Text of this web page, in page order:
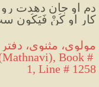
دمِ او جان دهدت
کارِ او کُنْ فَیَکُون ‌ست، نه موقوفِ علل
مولوی، مثنوی، دفتر
Book #
1, Line # 1258